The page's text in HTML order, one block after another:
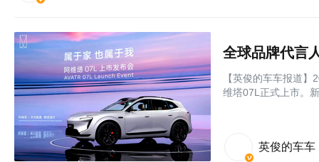
【英俊的车车报道
维塔07L正式上市。
英俊的车车